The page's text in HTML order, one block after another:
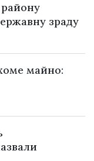
зраду
майно: